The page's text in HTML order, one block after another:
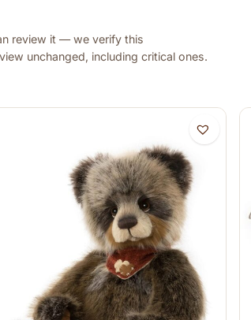
review it — we verify this
unchanged, including critical ones.